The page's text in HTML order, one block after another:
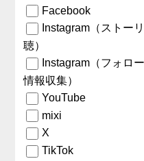
Facebook
Instagram（ストー
聴）
Instagram（フォロ
情報収集）
YouTube
mixi
X
TikTok